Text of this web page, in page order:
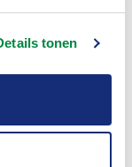
tonen
stopt